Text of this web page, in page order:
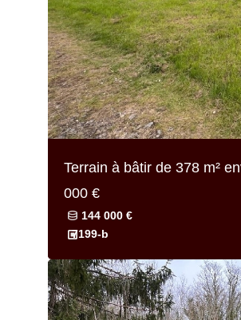
Terrain à bâtir de 378 m²
000 €
144 000 €
7199-b